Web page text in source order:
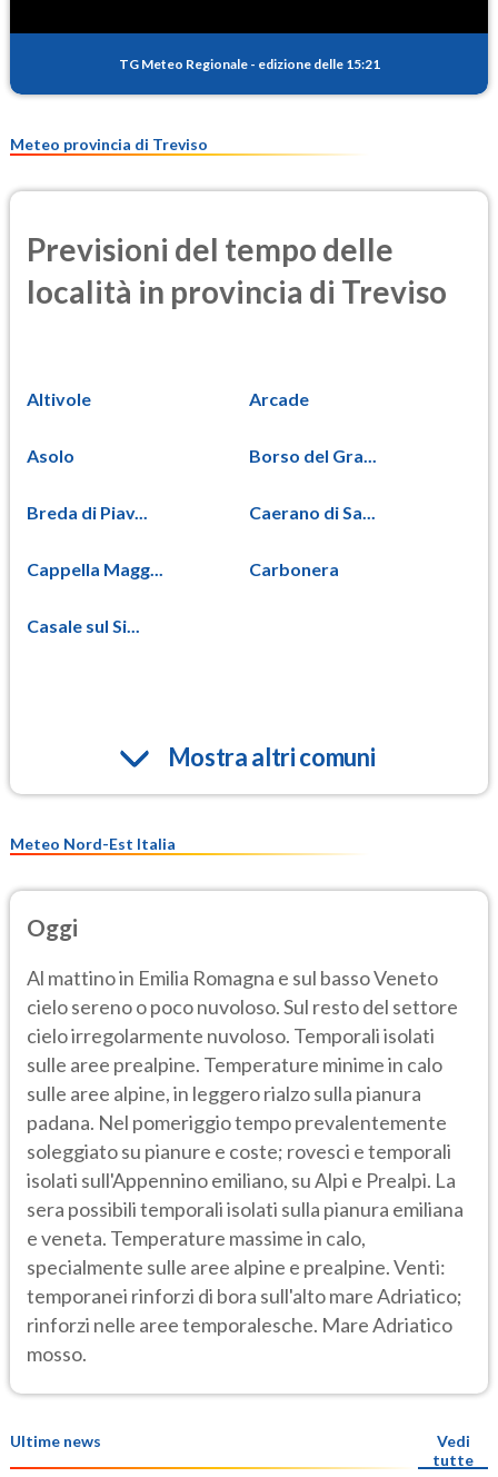
TG Meteo Regionale - edizione delle 15:21
Meteo provincia di Treviso
Previsioni del tempo delle
località in provincia di Treviso
Altivole Arcade
Asolo Borso del Gra...
Breda di Piav... Caerano di Sa...
Cappella Magg... Carbonera
Casale sul Si...
Mostra altri comuni
Meteo Nord-Est Italia
Oggi
Al mattino in Emilia Romagna e sul basso Veneto
cielo sereno o poco nuvoloso. Sul resto del settore
cielo irregolarmente nuvoloso. Temporali isolati
sulle aree prealpine. Temperature minime in calo
sulle aree alpine, in leggero rialzo sulla pianura
padana. Nel pomeriggio tempo prevalentemente
soleggiato su pianure e coste; rovesci e temporali
isolati sull'Appennino emiliano, su Alpi e Prealpi. La
sera possibili temporali isolati sulla pianura emiliana
e veneta. Temperature massime in calo,
specialmente sulle aree alpine e prealpine. Venti:
temporanei rinforzi di bora sull'alto mare Adriatico;
rinforzi nelle aree temporalesche. Mare Adriatico
mosso.
Ultime news
Vedi
tutte